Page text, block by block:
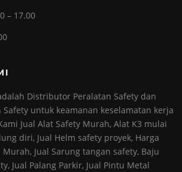
– 17.00
Distributor Peralatan Safety dan
Safety untuk keamanan keselamatan kerja
Jual Alat Safety Murah, Alat K3 mulai
diri, Jual Helm safety proyek, Harga
Jual Sarung tangan safety, Baju
Jual Palang Parkir, Jual Pintu Metal